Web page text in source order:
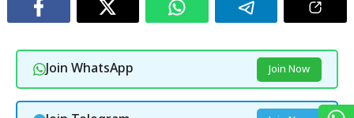
Join WhatsApp Join Now